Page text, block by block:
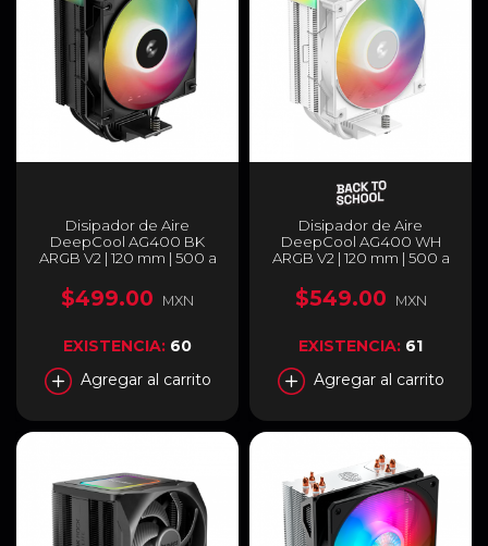
Disipador de Aire
DeepCool AG400 BK
ARGB V2 | 120 mm | 500 a
/ AM4 | LGA 1851 / 1700 /
1200 / 1151 / 1150 / 1155 |
BKAMMN-GJD
$499.00 MXN
EXISTENCIA: 60
Agregar al carrito
Disipador de Aire
DeepCool AG400 WH
ARGB V2 | 120 mm | 500 a
/ AM4 | LGA 1851 / 1700 /
1200 / 1151 / 1150 / 1155 |
WHAMMN-GJD
$549.00 MXN
EXISTENCIA: 61
Agregar al carrito